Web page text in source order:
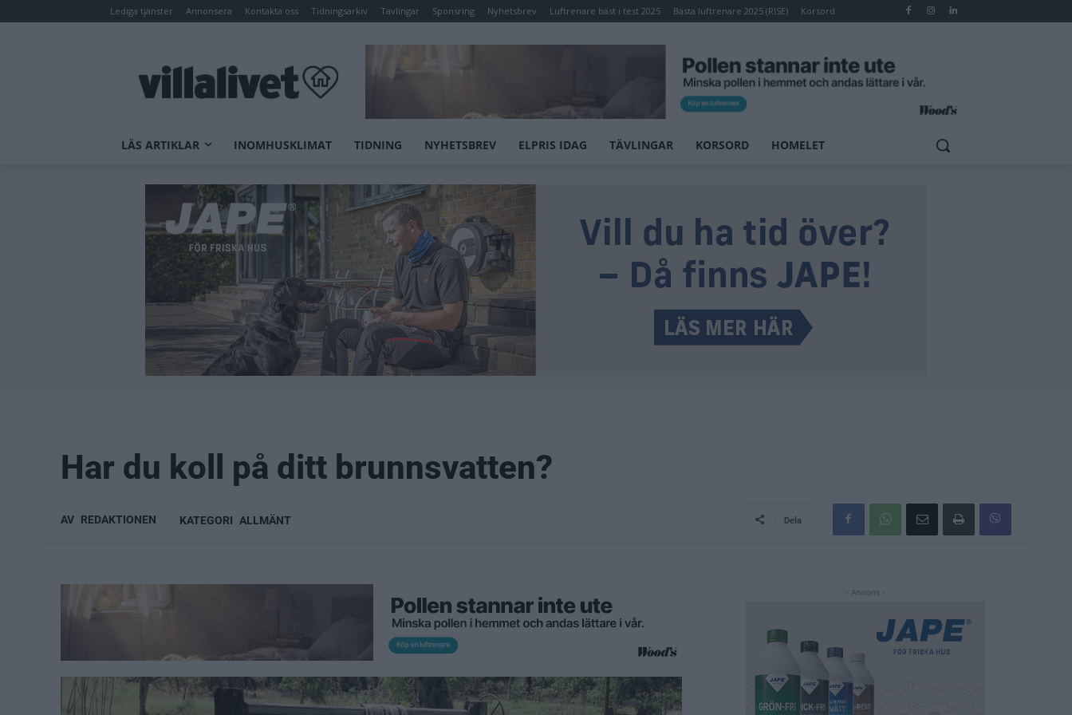
Lediga tjänster Annonsera Kontakta oss Tidningsarkiv Tävlingar Sponsring Nyhetsbrev Luftrenare bäst i test 2025 Bästa luftrenare 2025 (RISE) Korsord
LÄS ARTIKLAR INOMHUSKLIMAT TIDNING NYHETSBREV ELPRIS IDAG TÄVLINGAR KORSORD HOMELET
Har du koll på ditt brunnsvatten?
AV REDAKTIONEN KATEGORI ALLMÄNT Dela
- Annons -